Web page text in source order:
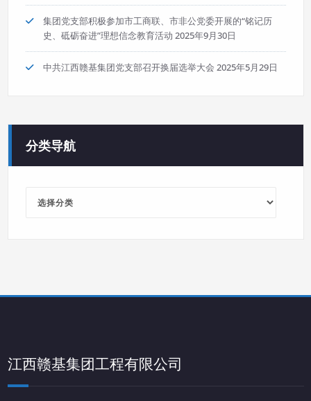
集团党支部积极参加市工商联、市非公党委开展的“铭记历
史、砥砺奋进”理想信念教育活动 2025年9月30日
中共江西赣基集团党支部召开换届选举大会 2025年5月29日
分类导航
江西赣基集团工程有限公司